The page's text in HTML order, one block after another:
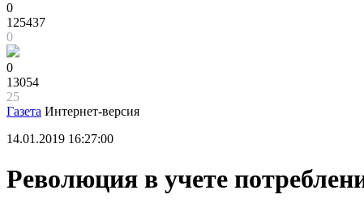
0
125437
0
0
13054
25
Газета Интернет-версия
14.01.2019 16:27:00
Революция в учете